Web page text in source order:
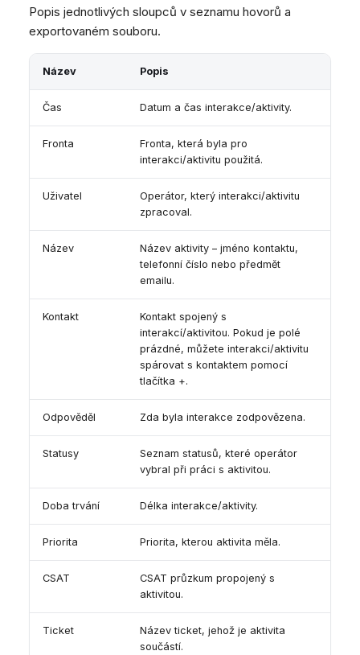
Popis jednotlivých sloupců v seznamu hovorů a
exportovaném souboru.
Název Popis
Čas Datum a čas interakce/aktivity.
Fronta
Fronta, která byla pro
interakci/aktivitu použitá.
Uživatel
Operátor, který interakci/aktivitu
zpracoval.
Název
Název aktivity – jméno kontaktu,
telefonní číslo nebo předmět
emailu.
Kontakt
Kontakt spojený s
interakcí/aktivitou. Pokud je polé
prázdné, můžete interakci/aktivitu
spárovat s kontaktem pomocí
tlačítka +.
Odpověděl Zda byla interakce zodpovězena.
Statusy
Seznam statusů, které operátor
vybral při práci s aktivitou.
Doba trvání Délka interakce/aktivity.
Priorita Priorita, kterou aktivita měla.
CSAT
CSAT průzkum propojený s
aktivitou.
Ticket
Název ticket, jehož je aktivita
součástí.